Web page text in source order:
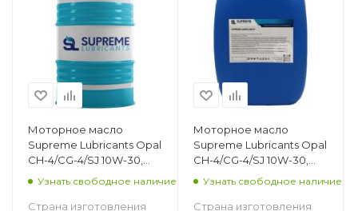
Моторное масло
Supreme Lubricants Opal
CH-4/CG-4/SJ 10W-30,
Узнать свободное наличие
Страна изготовления
Моторное масло
Supreme Lubricants Opal
CH-4/CG-4/SJ 10W-30,
Узнать свободное наличие
Страна изготовления